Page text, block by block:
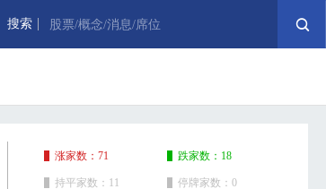
搜索 股票/概念/消息/席位
涨家数：71
持平家数：11
跌家数：18
停牌家数：0